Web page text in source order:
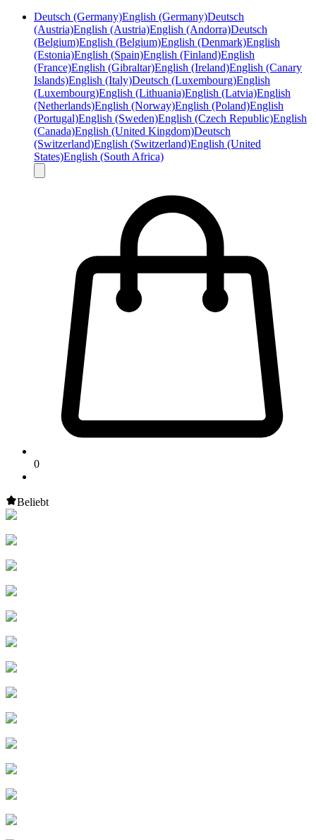
Deutsch (Germany)English (Germany)Deutsch
(Austria)English (Austria)English (Andorra)Deutsch
(Belgium)English (Belgium)English (Denmark)English
(Estonia)English (Spain)English (Finland)English
(France)English (Gibraltar)English (Ireland)English (Canary
Islands)English (Italy)Deutsch (Luxembourg)English
(Luxembourg)English (Lithuania)English (Latvia)English
(Netherlands)English (Norway)English (Poland)English
(Portugal)English (Sweden)English (Czech Republic)English
(Canada)English (United Kingdom)Deutsch
(Switzerland)English (Switzerland)English (United
States)English (South Africa)
0
Beliebt